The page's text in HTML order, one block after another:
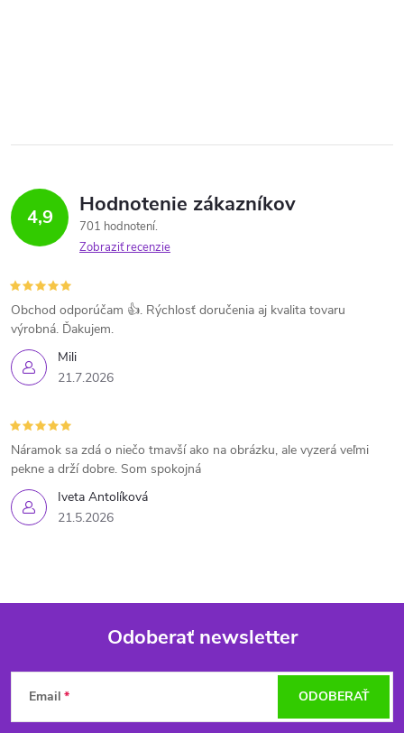
4,9 Hodnotenie zákazníkov
701 hodnotení
Zobraziť recenzie
Mili
21.7.2026
Obchod odporúčam 👍. Rýchlosť doručenia aj kvalita tovaru
výrobná. Ďakujem.
Iveta Antolíková
21.5.2026
Náramok sa zdá o niečo tmavší ako na obrázku, ale vyzerá veľmi
pekne a drží dobre. Som spokojná
Z
á
Odoberať newsletter
Email ODOBERAŤ